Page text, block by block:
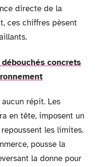
directe de la
ces chiffres pèsent
débouchés concrets
répit. Les
en tête, imposent un
les limites.
pousse la
la donne pour